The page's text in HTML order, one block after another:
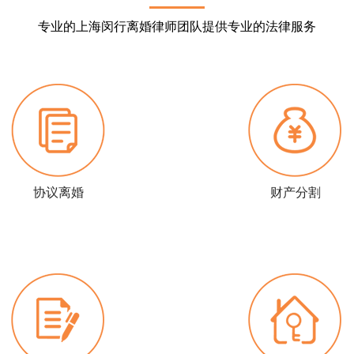
专业的上海闵行离婚律师团队提供专业的法律服务
协议离婚 财产分割